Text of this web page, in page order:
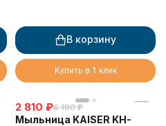
В корзину
Купить в 1 клик
2 810 ₽6 190 ₽
Мыльница KAISER KH-